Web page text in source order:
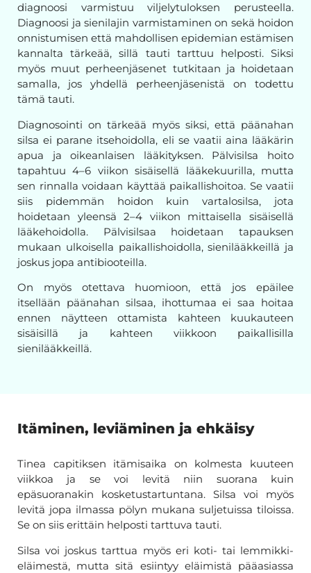
diagnoosi varmistuu viljelytuloksen perusteella.
Diagnoosi ja sienilajin varmistaminen on sekä hoidon
onnistumisen että mahdollisen epidemian estämisen
kannalta tärkeää, sillä tauti tarttuu helposti. Siksi
myös muut perheenjäsenet tutkitaan ja hoidetaan
samalla, jos yhdellä perheenjäsenistä on todettu
tämä tauti.
Diagnosointi on tärkeää myös siksi, että päänahan
silsa ei parane itsehoidolla, eli se vaatii aina lääkärin
apua ja oikeanlaisen lääkityksen. Pälvisilsa hoito
tapahtuu 4–6 viikon sisäisellä lääkekuurilla, mutta
sen rinnalla voidaan käyttää paikallishoitoa. Se vaatii
siis pidemmän hoidon kuin vartalosilsa, jota
hoidetaan yleensä 2–4 viikon mittaisella sisäisellä
lääkehoidolla. Pälvisilsaa hoidetaan tapauksen
mukaan ulkoisella paikallishoidolla, sienilääkkeillä ja
joskus jopa antibiooteilla.
On myös otettava huomioon, että jos epäilee
itsellään päänahan silsaa, ihottumaa ei saa hoitaa
ennen näytteen ottamista kahteen kuukauteen
sisäisillä ja kahteen viikkoon paikallisilla
sienilääkkeillä.
Itäminen, leviäminen ja ehkäisy
Tinea capitiksen itämisaika on kolmesta kuuteen
viikkoa ja se voi levitä niin suorana kuin
epäsuoranakin kosketustartuntana. Silsa voi myös
levitä jopa ilmassa pölyn mukana suljetuissa tiloissa.
Se on siis erittäin helposti tarttuva tauti.
Silsa voi joskus tarttua myös eri koti- tai lemmikki-
eläimestä, mutta sitä esiintyy eläimistä pääasiassa